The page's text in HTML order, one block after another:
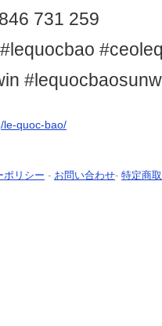
731 259
le-quoc-bao/
ポリシー - お問い合わせ- 特定商